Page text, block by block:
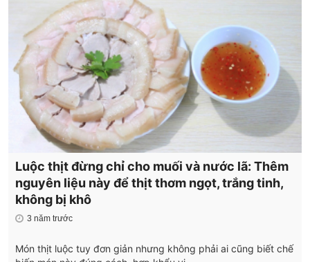
Luộc thịt đừng chỉ cho muối và nước lã: Thêm
nguyên liệu này để thịt thơm ngọt, trắng tinh,
không bị khô
3 năm trước
Món thịt luộc tuy đơn giản nhưng không phải ai cũng biết chế